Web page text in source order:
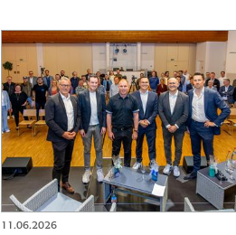
11.06.2026